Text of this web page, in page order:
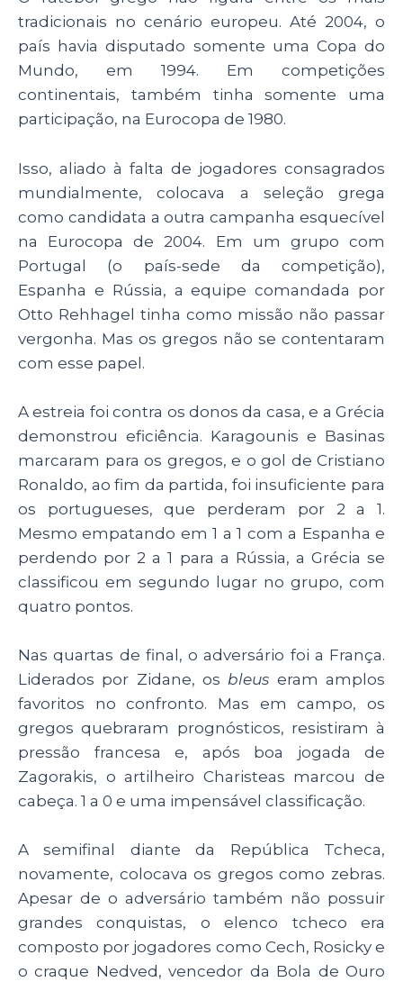
tradicionais no cenário europeu. Até 2004, o
país havia disputado somente uma Copa do
Mundo, em 1994. Em competições
continentais, também tinha somente uma
participação, na Eurocopa de 1980.
Isso, aliado à falta de jogadores consagrados
mundialmente, colocava a seleção grega
como candidata a outra campanha esquecível
na Eurocopa de 2004. Em um grupo com
Portugal (o país-sede da competição),
Espanha e Rússia, a equipe comandada por
Otto Rehhagel tinha como missão não passar
vergonha. Mas os gregos não se contentaram
com esse papel.
A estreia foi contra os donos da casa, e a Grécia
demonstrou eficiência. Karagounis e Basinas
marcaram para os gregos, e o gol de Cristiano
Ronaldo, ao fim da partida, foi insuficiente para
os portugueses, que perderam por 2 a 1.
Mesmo empatando em 1 a 1 com a Espanha e
perdendo por 2 a 1 para a Rússia, a Grécia se
classificou em segundo lugar no grupo, com
quatro pontos.
Nas quartas de final, o adversário foi a França.
Liderados por Zidane, os bleus eram amplos
favoritos no confronto. Mas em campo, os
gregos quebraram prognósticos, resistiram à
pressão francesa e, após boa jogada de
Zagorakis, o artilheiro Charisteas marcou de
cabeça. 1 a 0 e uma impensável classificação.
A semifinal diante da República Tcheca,
novamente, colocava os gregos como zebras.
Apesar de o adversário também não possuir
grandes conquistas, o elenco tcheco era
composto por jogadores como Cech, Rosicky e
o craque Nedved, vencedor da Bola de Ouro